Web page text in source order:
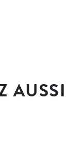
AUSSI